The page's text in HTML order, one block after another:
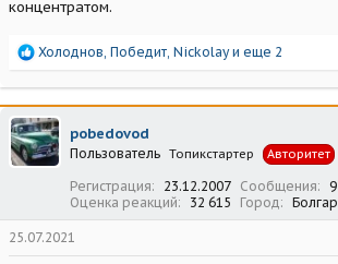
концентратом.
Р
а
к
ц
и
и
Холоднов, Победит, Nickolayи еще 2
pobedovod
Пользователь Топикстартер Авторитет
Регистрация 23.12.2007 Сообщения
Оценка реакций
32 615 Город
25.07.2021